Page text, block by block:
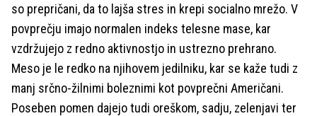
so prepričani, da to lajša stres in krepi socialno mrežo. V
povprečju imajo normalen indeks telesne mase, kar
vzdržujejo z redno aktivnostjo in ustrezno prehrano.
Meso je le redko na njihovem jedilniku, kar se kaže tudi z
manj srčno-žilnimi boleznimi kot povprečni Američani.
Poseben pomen dajejo tudi oreškom, sadju, zelenjavi ter